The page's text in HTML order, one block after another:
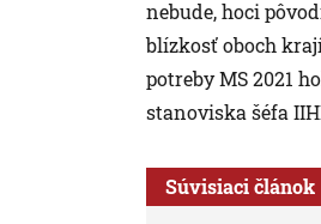
nebude, hoci
blízkosť oboch
potreby MS 2021
stanoviska šéfa
Súvisiaci článok